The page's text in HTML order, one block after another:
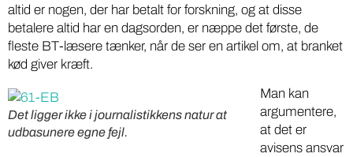
altid er nogen, der har betalt for forskning, og at disse
betalere altid har en dagsorden, er næppe det første, de
fleste BT-læsere tænker, når de ser en artikel om, at branket
kød giver kræft.
Det ligger ikke i journalistikkens natur at
udbasunere egne fejl.
Man kan
argumentere,
at det er
avisens ansvar